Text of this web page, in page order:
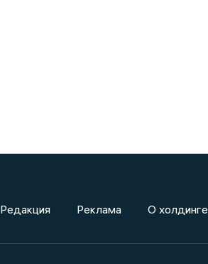
Редакция Реклама О холдинге